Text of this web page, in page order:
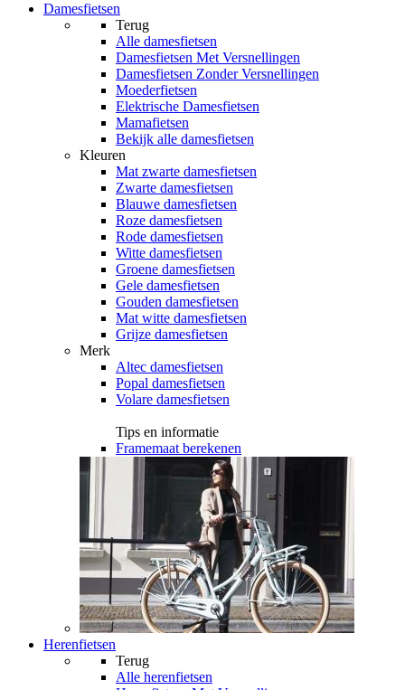
Damesfietsen
Terug
Alle damesfietsen
Damesfietsen Met Versnellingen
Damesfietsen Zonder Versnellingen
Moederfietsen
Elektrische Damesfietsen
Mamafietsen
Bekijk alle damesfietsen
Kleuren
Mat zwarte damesfietsen
Zwarte damesfietsen
Blauwe damesfietsen
Roze damesfietsen
Rode damesfietsen
Witte damesfietsen
Groene damesfietsen
Gele damesfietsen
Gouden damesfietsen
Mat witte damesfietsen
Grijze damesfietsen
Merk
Altec damesfietsen
Popal damesfietsen
Volare damesfietsen
Tips en informatie
Framemaat berekenen
Herenfietsen
Terug
Alle herenfietsen